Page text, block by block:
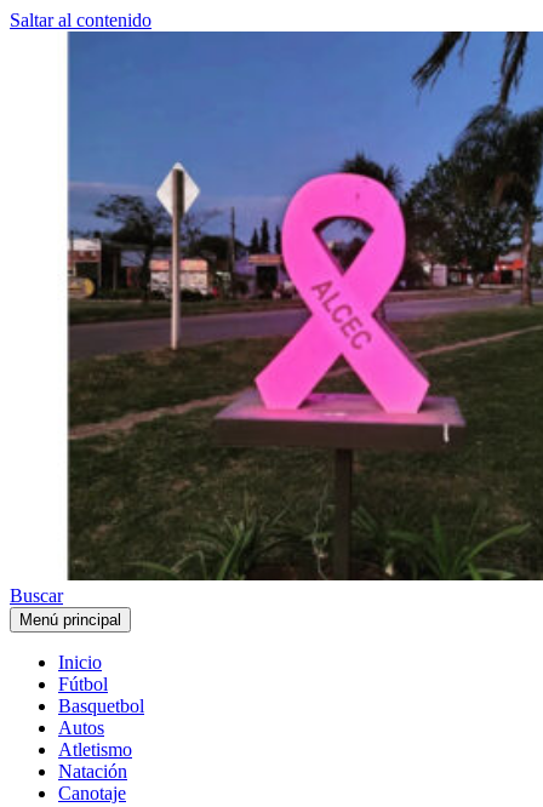
Saltar al contenido
Buscar
Menú principal
Inicio
Fútbol
Basquetbol
Autos
Atletismo
Natación
Canotaje